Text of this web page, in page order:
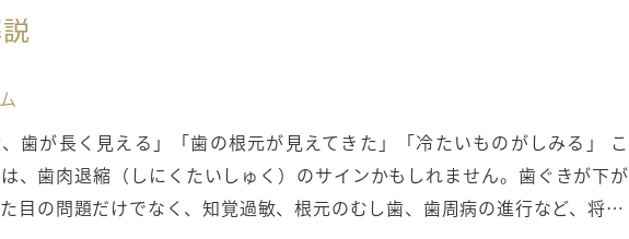
、歯が長く見える」「歯の根元が見えてきた」「冷たいものがしみる」 こ
、歯肉退縮（しにくたいしゅく）のサインかもしれません。歯ぐきが下が
目の問題だけでなく、知覚過敏、根元のむし歯、歯周病の進行など、将…